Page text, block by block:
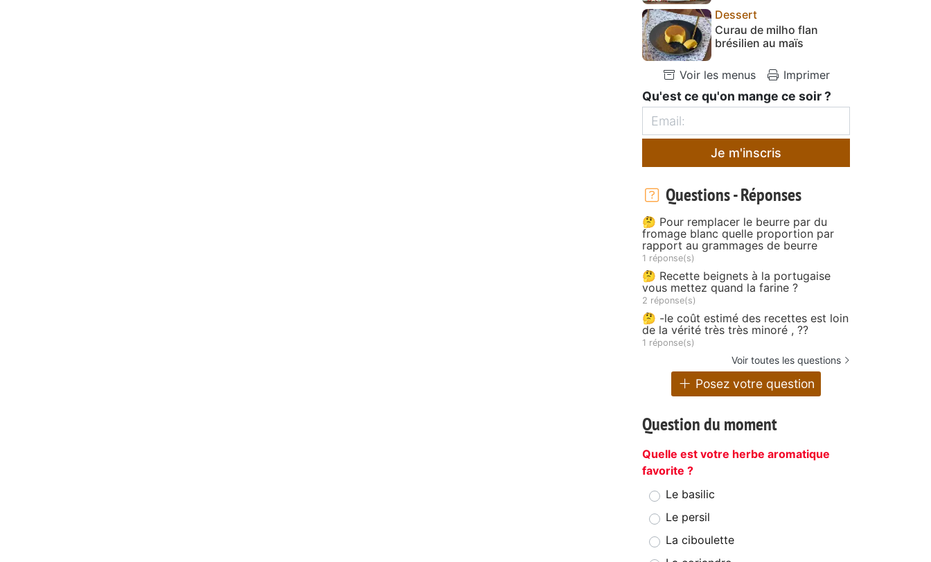
Dessert
Curau de milho flan
brésilien au maïs
Voir les menus Imprimer
Qu'est ce qu'on mange ce soir ?
Je m'inscris
Questions - Réponses
🤔 Pour remplacer le beurre par du
fromage blanc quelle proportion par
rapport au grammages de beurre
1 réponse(s)
🤔 Recette beignets à la portugaise
vous mettez quand la farine ?
2 réponse(s)
🤔 -le coût estimé des recettes est loin
de la vérité très très minoré , ??
1 réponse(s)
Voir toutes les questions
Posez votre question
Question du moment
Quelle est votre herbe aromatique
favorite ?
Le basilic
Le persil
La ciboulette